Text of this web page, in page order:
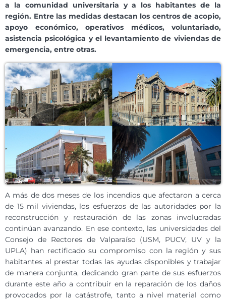
a la comunidad universitaria y a los habitantes de la
región. Entre las medidas destacan los centros de acopio,
apoyo económico, operativos médicos, voluntariado,
asistencia psicológica y el levantamiento de viviendas de
emergencia, entre otras.
A más de dos meses de los incendios que afectaron a cerca
de 15 mil viviendas, los esfuerzos de las autoridades por la
reconstrucción y restauración de las zonas involucradas
continúan avanzando. En ese contexto, las universidades del
Consejo de Rectores de Valparaíso (USM, PUCV, UV y la
UPLA) han rectificado su compromiso con la región y sus
habitantes al prestar todas las ayudas disponibles y trabajar
de manera conjunta, dedicando gran parte de sus esfuerzos
durante este año a contribuir en la reparación de los daños
provocados por la catástrofe, tanto a nivel material como